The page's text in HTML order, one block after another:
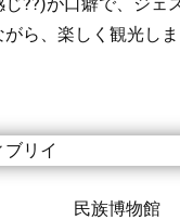
ら、楽しく観光しま
民族博物館